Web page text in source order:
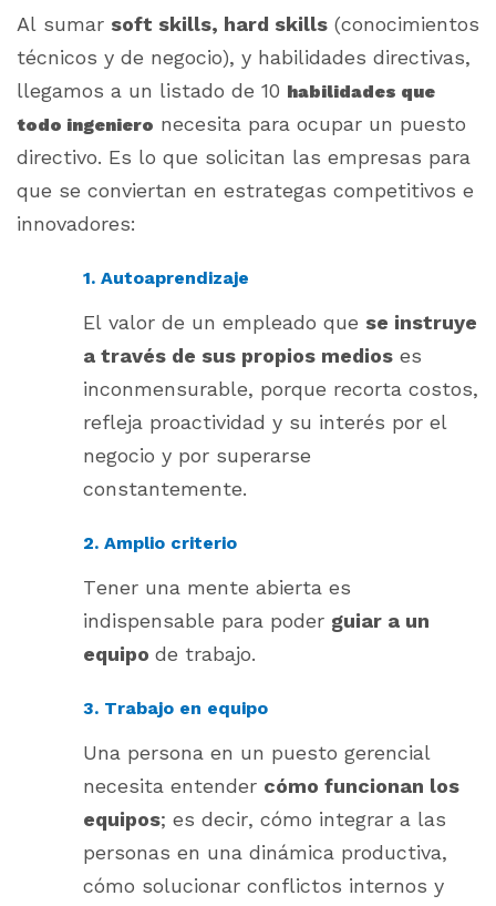
Al sumar soft skills, hard skills (conocimientos
técnicos y de negocio), y habilidades directivas,
llegamos a un listado de 10 habilidades que
todo ingeniero necesita para ocupar un puesto
directivo. Es lo que solicitan las empresas para
que se conviertan en estrategas competitivos e
innovadores:
1. Autoaprendizaje
El valor de un empleado que se instruye
a través de sus propios medios es
inconmensurable, porque recorta costos,
refleja proactividad y su interés por el
negocio y por superarse
constantemente.
2. Amplio criterio
Tener una mente abierta es
indispensable para poder guiar a un
equipo de trabajo.
3. Trabajo en equipo
Una persona en un puesto gerencial
necesita entender cómo funcionan los
equipos; es decir, cómo integrar a las
personas en una dinámica productiva,
cómo solucionar conflictos internos y